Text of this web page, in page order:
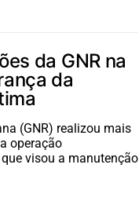
da GNR na
da
(GNR) realizou mais
operação
que visou a manutenção